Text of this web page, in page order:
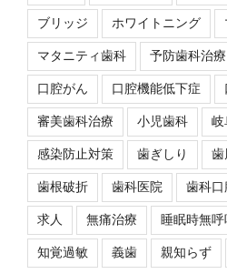
ブリッジ ホワイトニング
マタニティ歯科 予防歯科治療
口腔がん 口腔機能低下症
審美歯科治療 小児歯科 岐
感染防止対策 歯ぎしり 歯
歯根破折 歯科医院 歯科
求人 無痛治療 睡眠時無
知覚過敏 義歯 親知らず